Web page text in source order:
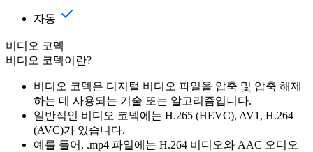
자동
비디오 코덱
비디오 코덱이란?
비디오 코덱은 디지털 비디오 파일을 압축 및 압축 해제
하는 데 사용되는 기술 또는 알고리즘입니다.
일반적인 비디오 코덱에는 H.265 (HEVC), AV1, H.264
(AVC)가 있습니다.
예를 들어, .mp4 파일에는 H.264 비디오와 AAC 오디오